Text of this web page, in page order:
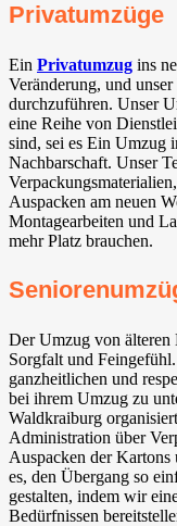
Privatumzüge
Ein Privatumzug ins
Veränderung, und
durchzuführen. Unser
eine Reihe von
sind, sei es Ein Umzug
Nachbarschaft. Unser
Auspacken am neuen
Montagearbeiten und
mehr Platz brauchen.
Der Umzug von älteren
Sorgfalt und
ganzheitlichen und
bei ihrem Umzug zu
Waldkraiburg
Administration über
Auspacken der
es, den Übergang so
gestalten, indem wir
Bedürfnissen